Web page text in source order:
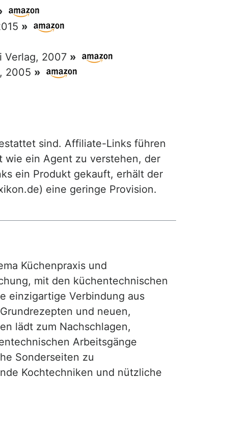
»
Verlag, 2007 »
2005 »
sind. Affiliate-Links führen
wie ein Agent zu verstehen, der
ein Produkt gekauft, erhält der
eine geringe Provision.
Küchenpraxis und
mit den küchentechnischen
einzigartige Verbindung aus
und neuen,
lädt zum Nachschlagen,
Arbeitsgänge
Sonderseiten zu
Kochtechniken und nützliche